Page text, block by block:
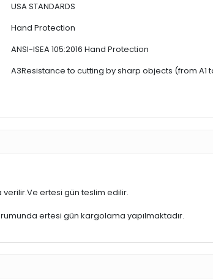
USA STANDARDS
Hand Protection
ANSI-ISEA 105:2016 Hand Protection
A3Resistance to cutting by sharp objects (from A1
ertesi gün teslim edilir.
ertesi gün kargolama yapılmaktadır.